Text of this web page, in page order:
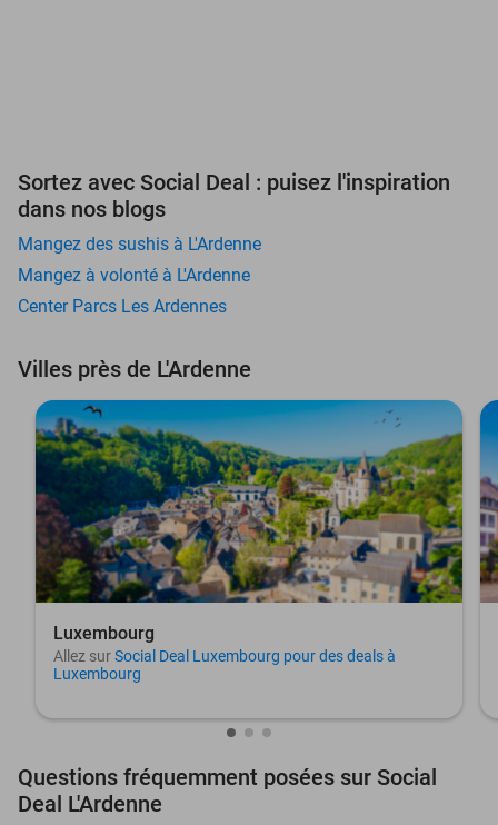
Sortez avec Social Deal : puisez l'inspiration
dans nos blogs
Mangez des sushis à L'Ardenne
Mangez à volonté à L'Ardenne
Center Parcs Les Ardennes
Villes près de L'Ardenne
Luxembourg
Allez surSocial Deal Luxembourg pour des deals à
Luxembourg
Questions fréquemment posées sur Social
Deal L'Ardenne